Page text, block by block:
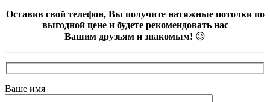
Оставив свой телефон, Вы получите натяжные потолки по
выгодной цене и будете рекомендовать нас
Вашим друзьям и знакомым! 😉
Ваше имя